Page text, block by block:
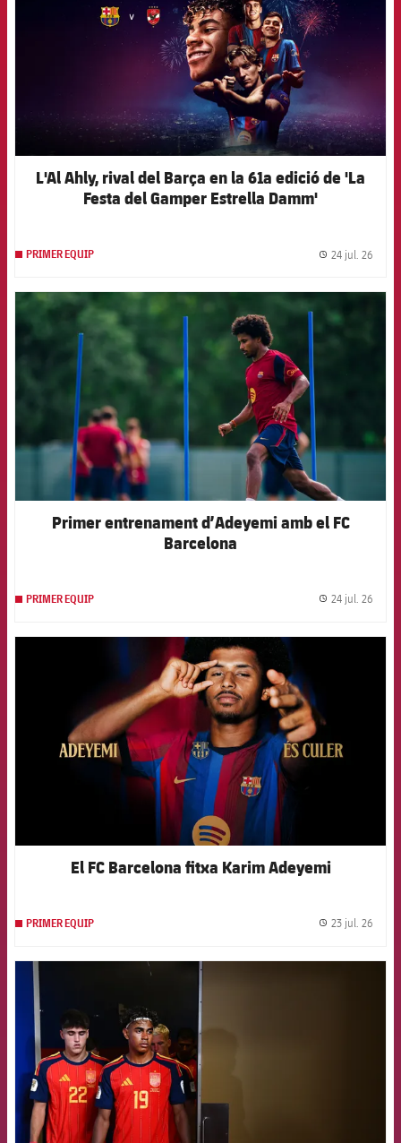
L'Al Ahly, rival del Barça en la 61a edició de 'La
Festa del Gamper Estrella Damm'
PRIMER EQUIP 24 jul. 26
FCB Barcelona badge
Primer entrenament d’Adeyemi amb el FC
Barcelona
PRIMER EQUIP 24 jul. 26
FCB Barcelona badge
El FC Barcelona fitxa Karim Adeyemi
PRIMER EQUIP 23 jul. 26
FCB Barcelona badge